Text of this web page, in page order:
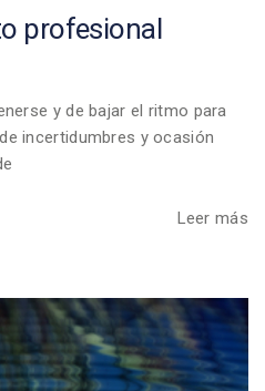
profesional
y de bajar el ritmo para
incertidumbres y ocasión
Leer más